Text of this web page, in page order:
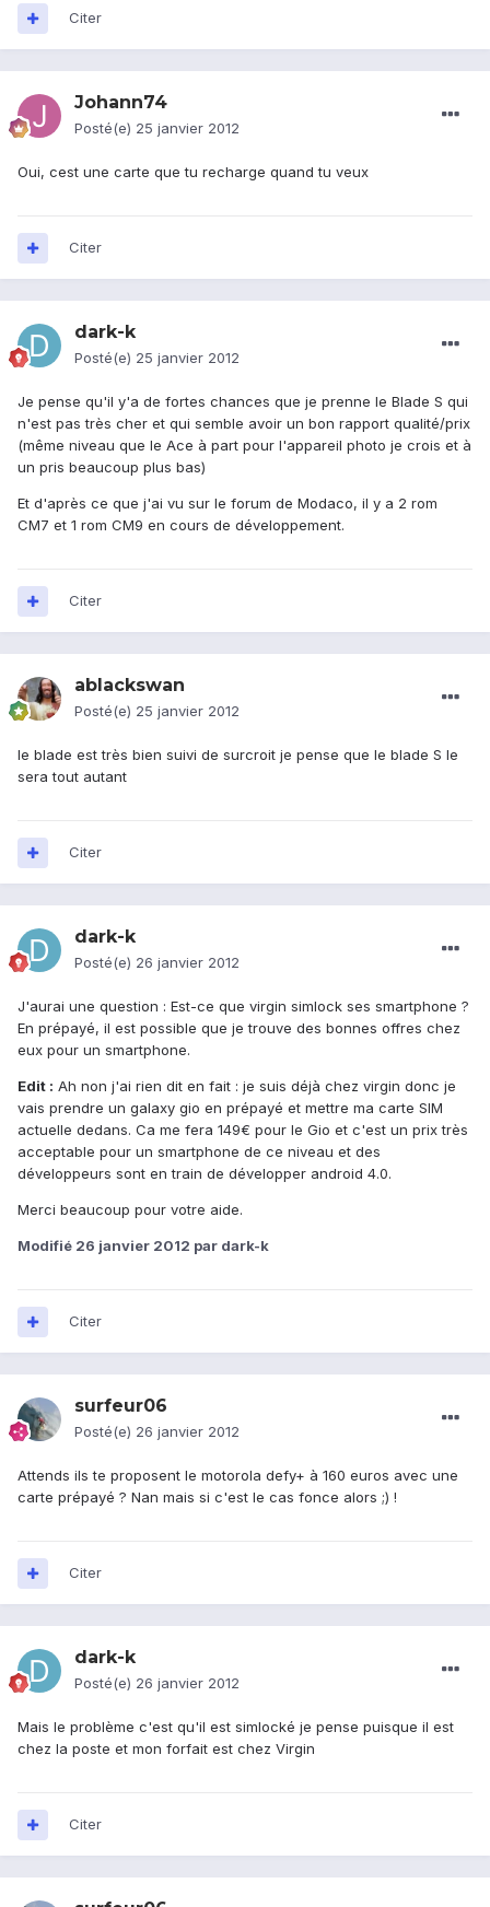
Citer
Johann74
Posté(e) 25 janvier 2012
Oui, cest une carte que tu recharge quand tu veux
Citer
dark-k
Posté(e) 25 janvier 2012
Je pense qu'il y'a de fortes chances que je prenne le Blade S qui
n'est pas très cher et qui semble avoir un bon rapport qualité/prix
(même niveau que le Ace à part pour l'appareil photo je crois et à
un pris beaucoup plus bas)
Et d'après ce que j'ai vu sur le forum de Modaco, il y a 2 rom
CM7 et 1 rom CM9 en cours de développement.
Citer
ablackswan
Posté(e) 25 janvier 2012
le blade est très bien suivi de surcroit je pense que le blade S le
sera tout autant
Citer
dark-k
Posté(e) 26 janvier 2012
J'aurai une question : Est-ce que virgin simlock ses smartphone ?
En prépayé, il est possible que je trouve des bonnes offres chez
eux pour un smartphone.
Edit : Ah non j'ai rien dit en fait : je suis déjà chez virgin donc je
vais prendre un galaxy gio en prépayé et mettre ma carte SIM
actuelle dedans. Ca me fera 149€ pour le Gio et c'est un prix très
acceptable pour un smartphone de ce niveau et des
développeurs sont en train de développer android 4.0.
Merci beaucoup pour votre aide.
Modifié 26 janvier 2012 par dark-k
Citer
surfeur06
Posté(e) 26 janvier 2012
Attends ils te proposent le motorola defy+ à 160 euros avec une
carte prépayé ? Nan mais si c'est le cas fonce alors ;) !
Citer
dark-k
Posté(e) 26 janvier 2012
Mais le problème c'est qu'il est simlocké je pense puisque il est
chez la poste et mon forfait est chez Virgin
Citer